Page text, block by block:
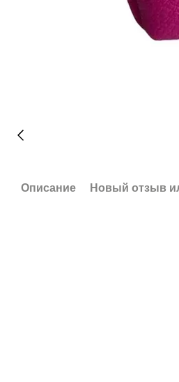
Описание Новый отзыв